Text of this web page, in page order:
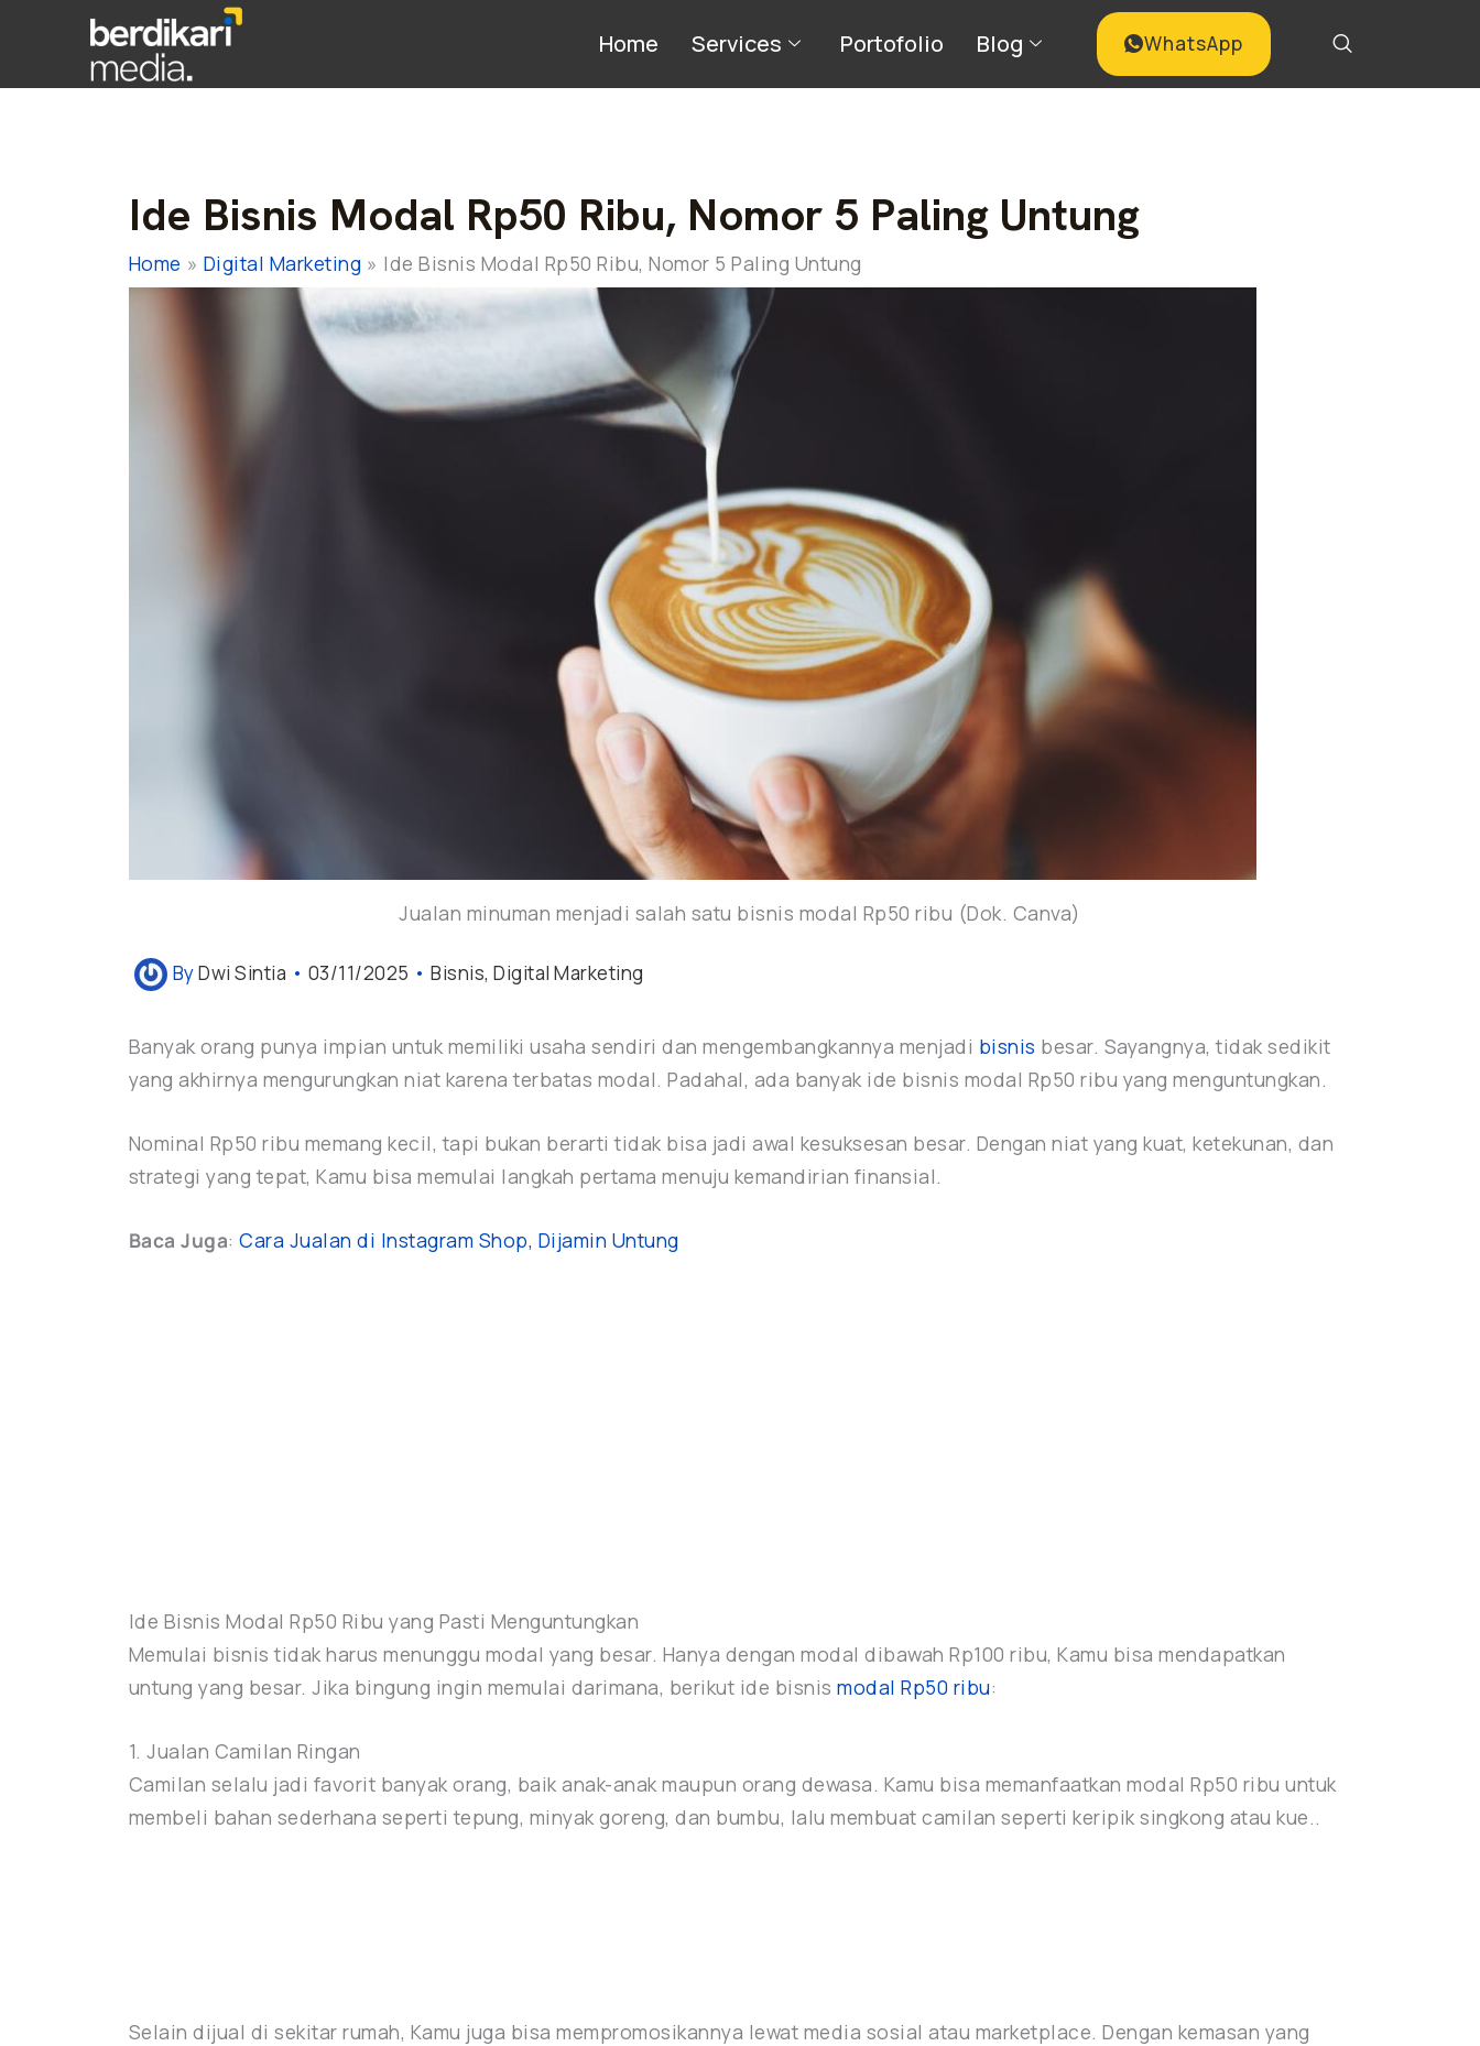
Home Services Portofolio Blog WhatsApp
Ide Bisnis Modal Rp50 Ribu, Nomor 5 Paling Untung
Home Digital Marketing Ide Bisnis Modal Rp50 Ribu, Nomor 5 Paling Untung
Jualan minuman menjadi salah satu bisnis modal Rp50 ribu (Dok. Canva)
ByDwi Sintia • 03/11/2025 •Bisnis,Digital Marketing
Banyak orang punya impian untuk memiliki usaha sendiri dan mengembangkannya menjadi bisnis besar. Sayangnya, tidak sedikit
yang akhirnya mengurungkan niat karena terbatas modal. Padahal, ada banyak ide bisnis modal Rp50 ribu yang menguntungkan.
Nominal Rp50 ribu memang kecil, tapi bukan berarti tidak bisa jadi awal kesuksesan besar. Dengan niat yang kuat, ketekunan, dan
strategi yang tepat, Kamu bisa memulai langkah pertama menuju kemandirian finansial.
Baca Juga:Cara Jualan di Instagram Shop, Dijamin Untung
Ide Bisnis Modal Rp50 Ribu yang Pasti Menguntungkan
Memulai bisnis tidak harus menunggu modal yang besar. Hanya dengan modal dibawah Rp100 ribu, Kamu bisa mendapatkan
untung yang besar. Jika bingung ingin memulai darimana, berikut ide bisnismodal Rp50 ribu:
1. Jualan Camilan Ringan
Camilan selalu jadi favorit banyak orang, baik anak-anak maupun orang dewasa. Kamu bisa memanfaatkan modal Rp50 ribu untuk
membeli bahan sederhana seperti tepung, minyak goreng, dan bumbu, lalu membuat camilan seperti keripik singkong atau kue..
Selain dijual di sekitar rumah, Kamu juga bisa mempromosikannya lewat media sosial atau marketplace. Dengan kemasan yang